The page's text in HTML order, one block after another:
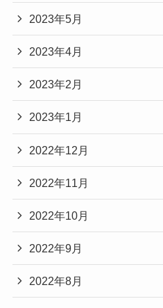
2023年5月
2023年4月
2023年2月
2023年1月
2022年12月
2022年11月
2022年10月
2022年9月
2022年8月